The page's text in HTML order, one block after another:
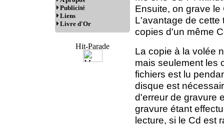
Publicité
Liens
Livre d'Or
Ensuite, on grave
L'avantage de cette
copies d'un même
La copie à la volée
mais seulement les
fichiers est lu
disque est
d'erreur de gravure
gravure étant
lecture, si le Cd est